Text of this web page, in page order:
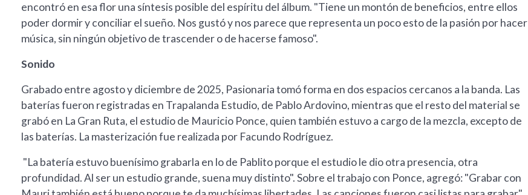
encontró en esa flor una síntesis posible del espíritu del álbum. "Tiene un montón de beneficios, entre ellos
poder dormir y conciliar el sueño. Nos gustó y nos parece que representa un poco esto de la pasión por hacer
música, sin ningún objetivo de trascender o de hacerse famoso".
Sonido
Grabado entre agosto y diciembre de 2025, Pasionaria tomó forma en dos espacios cercanos a la banda. Las
baterías fueron registradas en Trapalanda Estudio, de Pablo Ardovino, mientras que el resto del material se
grabó en La Gran Ruta, el estudio de Mauricio Ponce, quien también estuvo a cargo de la mezcla, excepto de
las baterías. La masterización fue realizada por Facundo Rodríguez.
"La batería estuvo buenísimo grabarla en lo de Pablito porque el estudio le dio otra presencia, otra
profundidad. Al ser un estudio grande, suena muy distinto". Sobre el trabajo con Ponce, agregó: "Grabar con